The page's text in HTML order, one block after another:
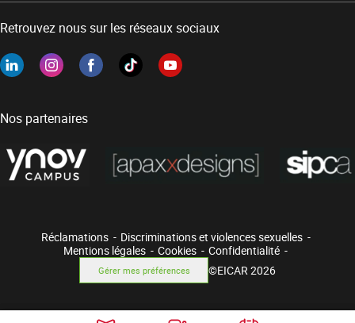
Retrouvez nous sur les réseaux sociaux
Nos partenaires
Réclamations
Discriminations et violences sexuelles
Mentions légales
Cookies Confidentialité
Gérer mes préférences ©EICAR 2026